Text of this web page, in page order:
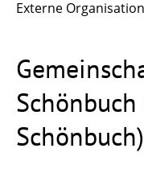
Externe
Schönbuch)